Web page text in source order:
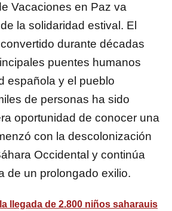
Vacaciones en Paz va
la solidaridad estival. El
durante décadas
puentes humanos
española y el pueblo
de personas ha sido
oportunidad de conocer una
con la descolonización
Occidental y continúa
de un prolongado exilio.
llegada de 2.800 niños saharauis